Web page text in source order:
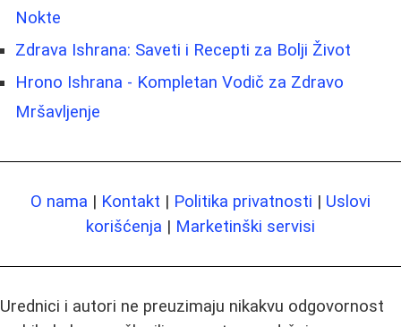
Nokte
Zdrava Ishrana: Saveti i Recepti za Bolji Život
Hrono Ishrana - Kompletan Vodič za Zdravo
Mršavljenje
O nama | Kontakt | Politika privatnosti | Uslovi
korišćenja | Marketinški servisi
Urednici i autori ne preuzimaju nikakvu odgovornost